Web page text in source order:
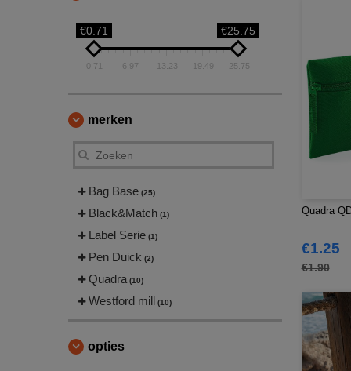
€0.71 €25.75
0.71 6.97 13.23 19.49 25.75
merken
Bag Base (25)
Black&Match (1)
Label Serie (1)
Pen Duick (2)
Quadra (10)
Westford mill (10)
opties
Quadra
€1.25
€1.90